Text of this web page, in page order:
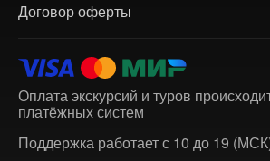
Договор оферты
Оплата экскурсий и туров
платёжных систем
Поддержка работает с 10 до 19